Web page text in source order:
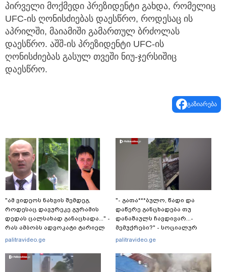
პირველი მოქმედი პრეზიდენტი გახდა, რომელიც
UFC-ის ღონისძიებას დაესწრო, როდესაც ის
აპრილში, მაიამიში გამართულ ბრძოლას
დაესწრო. აშშ-ის პრეზიდენტი UFC-ის
ღონისძიებას გასულ თვეში ნიუ-ჯერსიშიც
დაესწრო.
გაზიარება
"ამ ვიდეოს ნახვის შემდეგ,
როდესაც დავურეკე გურამის
დედას ცალსახად განაცხადა..." -
რას ამბობს ადვოკატი ტარიელ
კაკაბაძე?
palitravideo.ge
"- გათა***ბულო, წადი და
დაწერე განცხადება თუ
დანაშაულს ჩავდივარ...-
მემუქრები?" - სოციალურ
ქსელში სკანდალური კადრები
palitravideo.ge